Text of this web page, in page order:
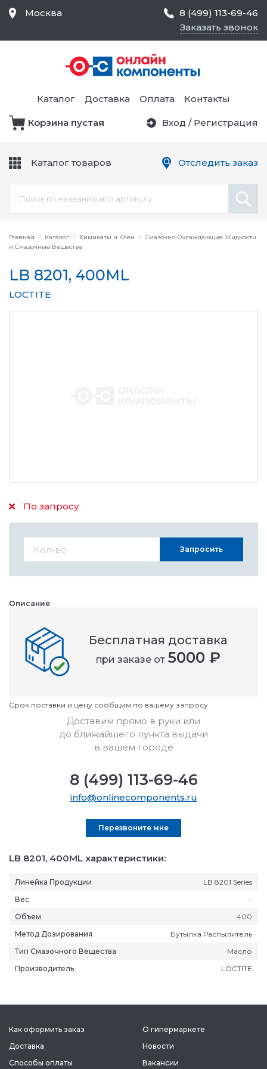
Главная Каталог Химикаты и Клеи
Смазочно-Охлаждающие Жидкости
и Смазочные Вещества
LB 8201, 400ML
LOCTITE
По запросу
Описание
Номенклатурный номер
OC3438705
Cрок поставки и цену сообщим по вашему запросу
Запросить
LB 8201, 400ML характеристики:
Линейка Продукции
LB 8201 Series
Вес
-
Объем
400
Метод Дозирования
Бутылка Распылитель
Тип Смазочного Вещества
Масло
Производитель
LOCTITE
Бесплатная доставка
при заказе от 5000 ₽
Доставим прямо в руки или
до ближайшего пункта выдачи
в вашем городе
8 (499) 113-69-46
info@onlinecomponents.ru
Перезвоните мне
Москва
8 (499) 113-69-46
Заказать звонок
Каталог Доставка Оплата Контакты
Корзина пустая Вход / Регистрация
Каталог товаров
Средства Контроля
Статического
Электричества и
Безопасности,
Товары для Чистых
Цепи
Оборудование
Отследить заказ
Как оформить заказ
Доставка
Способы оплаты
О гипермаркете
Новости
Вакансии